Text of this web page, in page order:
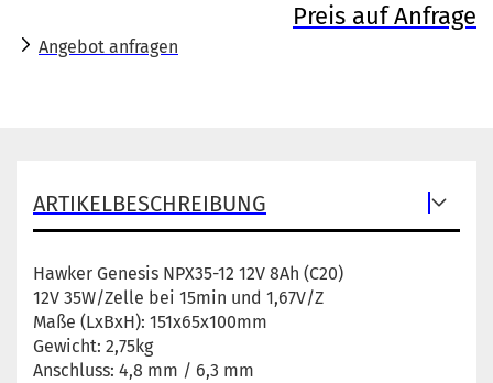
Preis auf Anfrage
Angebot anfragen
ARTIKELBESCHREIBUNG
Hawker Genesis NPX35-12 12V 8Ah (C20)
12V 35W/Zelle bei 15min und 1,67V/Z
Maße (LxBxH): 151x65x100mm
Gewicht: 2,75kg
Anschluss: 4,8 mm / 6,3 mm